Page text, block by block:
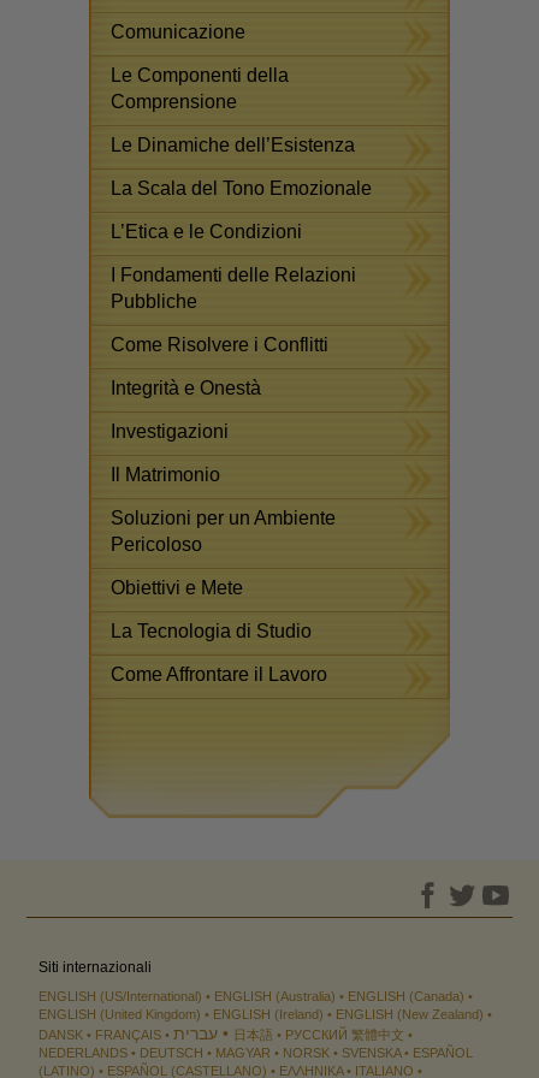
Comunicazione
Le Componenti della
Comprensione
Le Dinamiche dell’Esistenza
La Scala del Tono Emozionale
L’Etica e le Condizioni
I Fondamenti delle Relazioni
Pubbliche
Come Risolvere i Conflitti
Integrità e Onestà
Investigazioni
Il Matrimonio
Soluzioni per un Ambiente
Pericoloso
Obiettivi e Mete
La Tecnologia di Studio
Come Affrontare il Lavoro
Siti internazionali
ENGLISH (US/International) ENGLISH (Australia)
ENGLISH (Canada)
ENGLISH (United Kingdom)
ENGLISH (Ireland)
ENGLISH (New Zealand)
DANSK
FRANÇAIS עברית 日本語 РУССКИЙ 繁體中文
NEDERLANDS
DEUTSCH MAGYAR NORSK SVENSKA
ESPAÑOL
(LATINO)
ESPAÑOL (CASTELLANO) ΕΛΛΗΝΙΚA ITALIANO